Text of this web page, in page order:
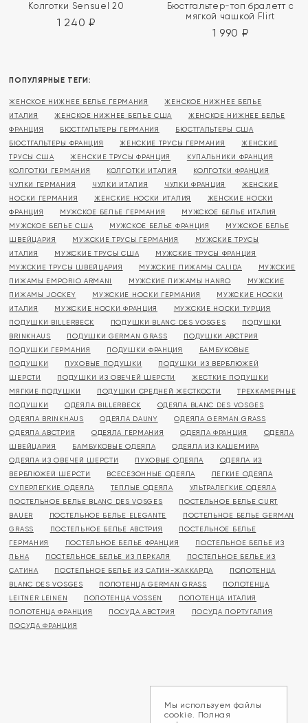
Колготки Sensuel 20
1 240 ₽
Бюстгальтер-топ бралетт с
мягкой чашкой Flirt
1 990 ₽
ПОПУЛЯРНЫЕ ТЕГИ:
ЖЕНСКОЕ НИЖНЕЕ БЕЛЬЕ ГЕРМАНИЯ
ЖЕНСКОЕ НИЖНЕЕ БЕЛЬЕ
ИТАЛИЯ
ЖЕНСКОЕ НИЖНЕЕ БЕЛЬЕ США
ЖЕНСКОЕ НИЖНЕЕ БЕЛЬЕ
ФРАНЦИЯ
БЮСТГАЛЬТЕРЫ ГЕРМАНИЯ
БЮСТГАЛЬТЕРЫ США
БЮСТГАЛЬТЕРЫ ФРАНЦИЯ
ЖЕНСКИЕ ТРУСЫ ГЕРМАНИЯ
ЖЕНСКИЕ
ТРУСЫ США
ЖЕНСКИЕ ТРУСЫ ФРАНЦИЯ
КУПАЛЬНИКИ ФРАНЦИЯ
КОЛГОТКИ ГЕРМАНИЯ
КОЛГОТКИ ИТАЛИЯ
КОЛГОТКИ ФРАНЦИЯ
ЧУЛКИ ГЕРМАНИЯ
ЧУЛКИ ИТАЛИЯ ЧУЛКИ ФРАНЦИЯ
ЖЕНСКИЕ
НОСКИ ГЕРМАНИЯ
ЖЕНСКИЕ НОСКИ ИТАЛИЯ
ЖЕНСКИЕ НОСКИ
ФРАНЦИЯ
МУЖСКОЕ БЕЛЬЕ ГЕРМАНИЯ
МУЖСКОЕ БЕЛЬЕ ИТАЛИЯ
МУЖСКОЕ БЕЛЬЕ США
МУЖСКОЕ БЕЛЬЕ ФРАНЦИЯ
МУЖСКОЕ БЕЛЬЕ
ШВЕЙЦАРИЯ
МУЖСКИЕ ТРУСЫ ГЕРМАНИЯ
МУЖСКИЕ ТРУСЫ
ИТАЛИЯ
МУЖСКИЕ ТРУСЫ США
МУЖСКИЕ ТРУСЫ ФРАНЦИЯ
МУЖСКИЕ ТРУСЫ ШВЕЙЦАРИЯ
МУЖСКИЕ ПИЖАМЫ CALIDA
МУЖСКИЕ
ПИЖАМЫ EMPORIO ARMANI
МУЖСКИЕ ПИЖАМЫ HANRO
МУЖСКИЕ
ПИЖАМЫ JOCKEY
МУЖСКИЕ НОСКИ ГЕРМАНИЯ
МУЖСКИЕ НОСКИ
ИТАЛИЯ
МУЖСКИЕ НОСКИ ФРАНЦИЯ
МУЖСКИЕ НОСКИ ТУРЦИЯ
ПОДУШКИ BILLERBECK
ПОДУШКИ BLANC DES VOSGES
ПОДУШКИ
BRINKHAUS
ПОДУШКИ GERMAN GRASS
ПОДУШКИ АВСТРИЯ
ПОДУШКИ ГЕРМАНИЯ
ПОДУШКИ ФРАНЦИЯ
БАМБУКОВЫЕ
ПОДУШКИ
ПУХОВЫЕ ПОДУШКИ
ПОДУШКИ ИЗ ВЕРБЛЮЖЕЙ
ШЕРСТИ
ПОДУШКИ ИЗ ОВЕЧЕЙ ШЕРСТИ
ЖЕСТКИЕ ПОДУШКИ
МЯГКИЕ ПОДУШКИ
ПОДУШКИ СРЕДНЕЙ ЖЕСТКОСТИ
ТРЕХКАМЕРНЫЕ
ПОДУШКИ
ОДЕЯЛА BILLERBECK
ОДЕЯЛА BLANC DES VOSGES
ОДЕЯЛА BRINKHAUS
ОДЕЯЛА DAUNY
ОДЕЯЛА GERMAN GRASS
ОДЕЯЛА АВСТРИЯ
ОДЕЯЛА ГЕРМАНИЯ ОДЕЯЛА ФРАНЦИЯ
ОДЕЯЛА
ШВЕЙЦАРИЯ
БАМБУКОВЫЕ ОДЕЯЛА
ОДЕЯЛА ИЗ КАШЕМИРА
ОДЕЯЛА ИЗ ОВЕЧЕЙ ШЕРСТИ
ПУХОВЫЕ ОДЕЯЛА
ОДЕЯЛА ИЗ
ВЕРБЛЮЖЕЙ ШЕРСТИ
ВСЕСЕЗОННЫЕ ОДЕЯЛА
ЛЕГКИЕ ОДЕЯЛА
СУПЕРЛЕГКИЕ ОДЕЯЛА
ТЕПЛЫЕ ОДЕЯЛА
УЛЬТРАЛЕГКИЕ ОДЕЯЛА
ПОСТЕЛЬНОЕ БЕЛЬЕ BLANC DES VOSGES
ПОСТЕЛЬНОЕ БЕЛЬЕ CURT
BAUER
ПОСТЕЛЬНОЕ БЕЛЬЕ ELEGANTE
ПОСТЕЛЬНОЕ БЕЛЬЕ GERMAN
GRASS
ПОСТЕЛЬНОЕ БЕЛЬЕ АВСТРИЯ
ПОСТЕЛЬНОЕ БЕЛЬЕ
ГЕРМАНИЯ
ПОСТЕЛЬНОЕ БЕЛЬЕ ФРАНЦИЯ
ПОСТЕЛЬНОЕ БЕЛЬЕ ИЗ
ЛЬНА
ПОСТЕЛЬНОЕ БЕЛЬЕ ИЗ ПЕРКАЛЯ
ПОСТЕЛЬНОЕ БЕЛЬЕ ИЗ
САТИНА
ПОСТЕЛЬНОЕ БЕЛЬЕ ИЗ САТИН-ЖАККАРДА
ПОЛОТЕНЦА
BLANC DES VOSGES
ПОЛОТЕНЦА GERMAN GRASS
ПОЛОТЕНЦА
LEITNER LEINEN
ПОЛОТЕНЦА VOSSEN
ПОЛОТЕНЦА ИТАЛИЯ
ПОЛОТЕНЦА ФРАНЦИЯ
ПОСУДА АВСТРИЯ
ПОСУДА ПОРТУГАЛИЯ
ПОСУДА ФРАНЦИЯ
Мы используем файлы
cookie. Полная